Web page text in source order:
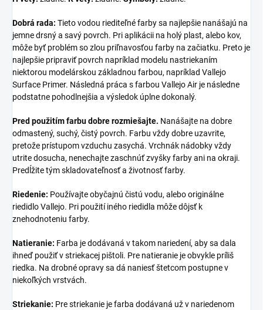
Dobrá rada: Tieto vodou riediteľné farby sa najlepšie nanášajú na
jemne drsný a savý povrch. Pri aplikácii na holý plast, alebo kov,
môže byť problém so zlou priľnavosťou farby na začiatku. Preto je
najlepšie pripraviť povrch napríklad modelu nastriekaním
niektorou modelárskou základnou farbou, napríklad Vallejo
Surface Primer. Následná práca s farbou Vallejo Air je následne
podstatne pohodlnejšia a výsledok úplne dokonalý.
Pred použitím farbu dobre rozmiešajte. Nanášajte na dobre
odmastený, suchý, čistý povrch. Farbu vždy dobre uzavrite,
pretože prístupom vzduchu zasychá. Vrchnák nádobky vždy
utrite dosucha, nenechajte zaschnúť zvyšky farby ani na okraji.
Predĺžite tým skladovateľnosť a životnosť farby.
Riedenie: Používajte obyčajnú čistú vodu, alebo originálne
riedidlo Vallejo. Pri použití iného riedidla môže dôjsť k
znehodnoteniu farby.
Natieranie: Farba je dodávaná v takom nariedení, aby sa dala
ihneď použiť v striekacej pištoli. Pre natieranie je obvykle príliš
riedka. Na drobné opravy sa dá naniesť štetcom postupne v
niekoľkých vrstvách.
Striekanie: Pre striekanie je farba dodávaná už v nariedenom